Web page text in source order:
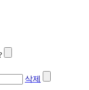
삭제